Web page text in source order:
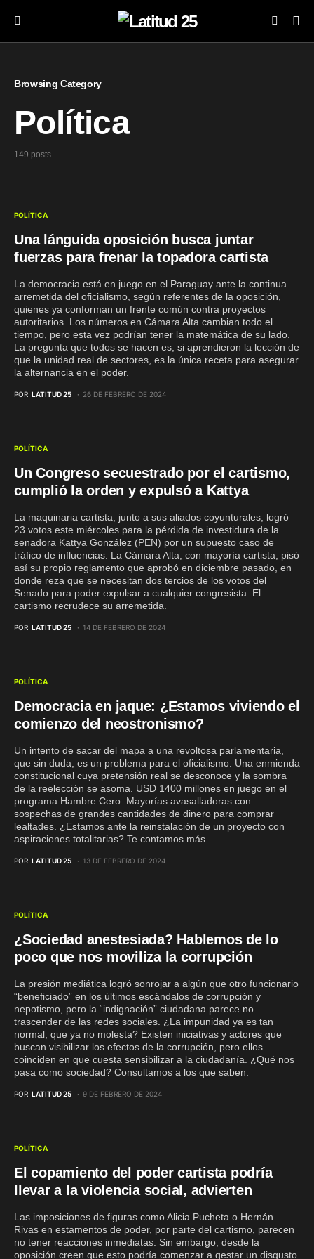
Browsing Category
Política
149 posts
POLÍTICA
Una lánguida oposición busca juntar
fuerzas para frenar la topadora cartista
La democracia está en juego en el Paraguay ante la continua
arremetida del oficialismo, según referentes de la oposición,
quienes ya conforman un frente común contra proyectos
autoritarios. Los números en Cámara Alta cambian todo el
tiempo, pero esta vez podrían tener la matemática de su lado.
La pregunta que todos se hacen es, si aprendieron la lección de
que la unidad real de sectores, es la única receta para asegurar
la alternancia en el poder.
POR LATITUD 25 26 DE FEBRERO DE 2024
POLÍTICA
Un Congreso secuestrado por el cartismo,
cumplió la orden y expulsó a Kattya
La maquinaria cartista, junto a sus aliados coyunturales, logró
23 votos este miércoles para la pérdida de investidura de la
senadora Kattya González (PEN) por un supuesto caso de
tráfico de influencias. La Cámara Alta, con mayoría cartista, pisó
así su propio reglamento que aprobó en diciembre pasado, en
donde reza que se necesitan dos tercios de los votos del
Senado para poder expulsar a cualquier congresista. El
cartismo recrudece su arremetida.
POR LATITUD 25 14 DE FEBRERO DE 2024
POLÍTICA
Democracia en jaque: ¿Estamos viviendo el
comienzo del neostronismo?
Un intento de sacar del mapa a una revoltosa parlamentaria,
que sin duda, es un problema para el oficialismo. Una enmienda
constitucional cuya pretensión real se desconoce y la sombra
de la reelección se asoma. USD 1400 millones en juego en el
programa Hambre Cero. Mayorías avasalladoras con
sospechas de grandes cantidades de dinero para comprar
lealtades. ¿Estamos ante la reinstalación de un proyecto con
aspiraciones totalitarias? Te contamos más.
POR LATITUD 25 13 DE FEBRERO DE 2024
POLÍTICA
¿Sociedad anestesiada? Hablemos de lo
poco que nos moviliza la corrupción
La presión mediática logró sonrojar a algún que otro funcionario
“beneficiado” en los últimos escándalos de corrupción y
nepotismo, pero la “indignación” ciudadana parece no
trascender de las redes sociales. ¿La impunidad ya es tan
normal, que ya no molesta? Existen iniciativas y actores que
buscan visibilizar los efectos de la corrupción, pero ellos
coinciden en que cuesta sensibilizar a la ciudadanía. ¿Qué nos
pasa como sociedad? Consultamos a los que saben.
POR LATITUD 25 9 DE FEBRERO DE 2024
POLÍTICA
El copamiento del poder cartista podría
llevar a la violencia social, advierten
Las imposiciones de figuras como Alicia Pucheta o Hernán
Rivas en estamentos de poder, por parte del cartismo, parecen
no tener reacciones inmediatas. Sin embargo, desde la
oposición creen que esto podría comenzar a gestar un disgusto